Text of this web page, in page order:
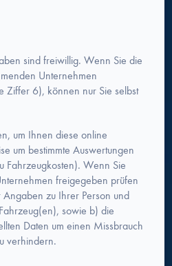
sind freiwillig. Wenn Sie die
Unternehmen
Ziffer 6), können nur Sie selbst
um Ihnen diese online
um bestimmte Auswertungen
Fahrzeugkosten). Wenn Sie
freigegeben prüfen
zu Ihrer Person und
sowie b) die
Daten um einen Missbrauch
verhindern.